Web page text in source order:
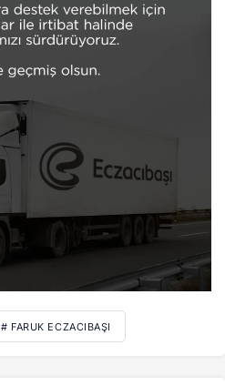
# FARUK ECZACIBAŞI